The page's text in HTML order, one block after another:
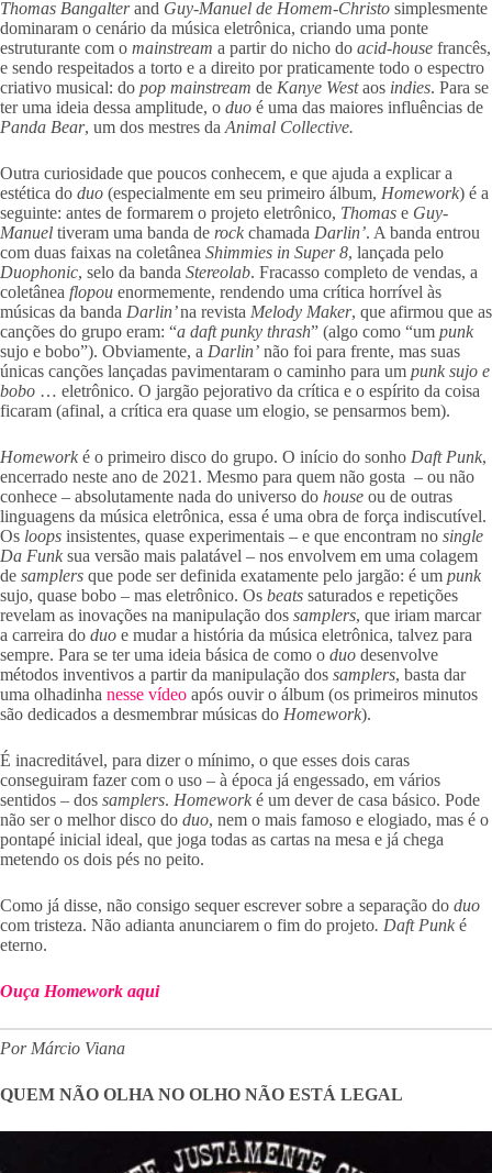
Thomas Bangalterand Guy-Manuel de Homem-Christo simplesmente
dominaram o cenário da música eletrônica, criando uma ponte
estruturante com o mainstream a partir do nicho do acid-house francês,
e sendo respeitados a torto e a direito por praticamente todo o espectro
criativo musical: do pop mainstream de Kanye Westaos indies. Para se
ter uma ideia dessa amplitude, o duo é uma das maiores influências de
Panda Bear, um dos mestres da Animal Collective.
Outra curiosidade que poucos conhecem, e que ajuda a explicar a
estética do duo (especialmente em seu primeiro álbum, Homework) é a
seguinte: antes de formarem o projeto eletrônico, Thomas e Guy-
Manuel tiveram uma banda de rock chamada Darlin’. A banda entrou
com duas faixas na coletânea Shimmies in Super 8, lançada pelo
Duophonic, selo da banda Stereolab. Fracasso completo de vendas, a
coletânea flopou enormemente, rendendo uma crítica horrível às
músicas da banda Darlin’na revista Melody Maker, que afirmou que as
canções do grupo eram: “a daft punky thrash” (algo como “um punk
sujo e bobo”). Obviamente, a Darlin’ não foi para frente, mas suas
únicas canções lançadas pavimentaram o caminho para um punk sujo e
bobo … eletrônico. O jargão pejorativo da crítica e o espírito da coisa
ficaram (afinal, a crítica era quase um elogio, se pensarmos bem).
Homework é o primeiro disco do grupo. O início do sonho Daft Punk,
encerrado neste ano de 2021. Mesmo para quem não gosta – ou não
conhece – absolutamente nada do universo do house ou de outras
linguagens da música eletrônica, essa é uma obra de força indiscutível.
Os loops insistentes, quase experimentais – e que encontram no single
Da Funk sua versão mais palatável – nos envolvem em uma colagem
de samplers que pode ser definida exatamente pelo jargão: é um punk
sujo, quase bobo – mas eletrônico. Os beats saturados e repetições
revelam as inovações na manipulação dos samplers, que iriam marcar
a carreira do duo e mudar a história da música eletrônica, talvez para
sempre. Para se ter uma ideia básica de como o duo desenvolve
métodos inventivos a partir da manipulação dos samplers, basta dar
uma olhadinha nesse vídeo após ouvir o álbum (os primeiros minutos
são dedicados a desmembrar músicas do Homework).
É inacreditável, para dizer o mínimo, o que esses dois caras
conseguiram fazer com o uso – à época já engessado, em vários
sentidos – dos samplers. Homework é um dever de casa básico. Pode
não ser o melhor disco do duo, nem o mais famoso e elogiado, mas é o
pontapé inicial ideal, que joga todas as cartas na mesa e já chega
metendo os dois pés no peito.
Como já disse, não consigo sequer escrever sobre a separação do duo
com tristeza. Não adianta anunciarem o fim do projeto. Daft Punk é
eterno.
Ouça Homework aqui
Por Márcio Viana
QUEM NÃO OLHA NO OLHO NÃO ESTÁ LEGAL